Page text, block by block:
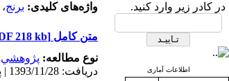
در کادر زیر وارد کنید.
اطلاعات آماری
واژه‌های کلیدی: برنج،
متن کامل [PDF 218 kb]
نوع مطالعه: پژوهشي
دریافت: 1393/11/28 | پذیرش: 1393/11/28 | انتشار: 1393/11/28